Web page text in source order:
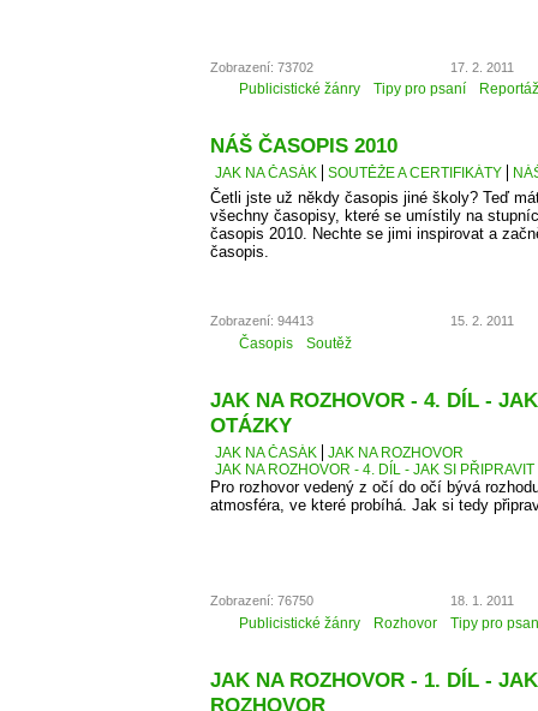
Zobrazení: 73702 17. 2. 2011
Publicistické žánry Tipy pro psaní Reportáž
NÁŠ ČASOPIS 2010
JAK NA ČASÁK SOUTĚŽE A CERTIFIKÁTY
Četli jste už někdy časopis jiné školy? Teď
všechny časopisy, které se umístily na
časopis 2010. Nechte se jimi inspirovat a
časopis.
Zobrazení: 94413 15. 2. 2011
Časopis Soutěž
JAK NA ROZHOVOR - 4. DÍL -
OTÁZKY
JAK NA ČASÁK
JAK NA ROZHOVOR
JAK NA ROZHOVOR - 4. DÍL - JAK SI PŘIPRAVIT
Pro rozhovor vedený z očí do očí bývá
atmosféra, ve které probíhá. Jak si tedy
Zobrazení: 76750 18. 1. 2011
Publicistické žánry Rozhovor Tipy pro
JAK NA ROZHOVOR - 1. DÍL -
ROZHOVOR